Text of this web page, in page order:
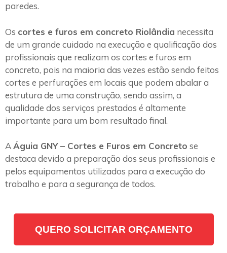
paredes.
Os cortes e furos em concreto Riolândia necessita
de um grande cuidado na execução e qualificação dos
profissionais que realizam os cortes e furos em
concreto, pois na maioria das vezes estão sendo feitos
cortes e perfurações em locais que podem abalar a
estrutura de uma construção, sendo assim, a
qualidade dos serviços prestados é altamente
importante para um bom resultado final.
AÁguia GNY – Cortes e Furos em Concreto se
destaca devido a preparação dos seus profissionais e
pelos equipamentos utilizados para a execução do
trabalho e para a segurança de todos.
QUERO SOLICITAR ORÇAMENTO